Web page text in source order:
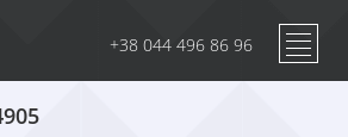
+38 044 496 86 96